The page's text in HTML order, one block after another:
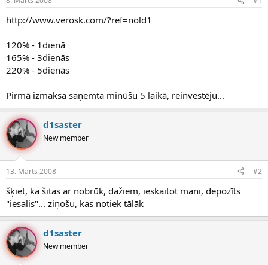
n
a
u
s
ā
c
s
a
u
s
http://www.verosk.com/?ref=nold1
120% - 1dienā
165% - 3dienās
220% - 5dienās
Pirmā izmaksa saņemta minūšu 5 laikā, reinvestēju...
d1saster
New member
13. Marts 2008 #2
šķiet, ka šitas ar nobrūk, dažiem, ieskaitot mani, depozīts
"iesalis"... ziņošu, kas notiek tālāk
d1saster
New member